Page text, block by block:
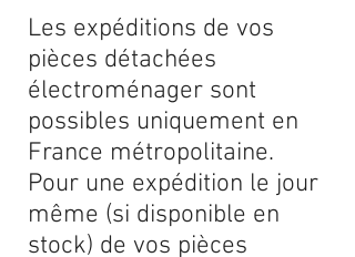
Les expéditions de vos
pièces détachées
électroménager sont
possibles uniquement en
France métropolitaine.
Pour une expédition le jour
même (si disponible en
stock) de vos pièces